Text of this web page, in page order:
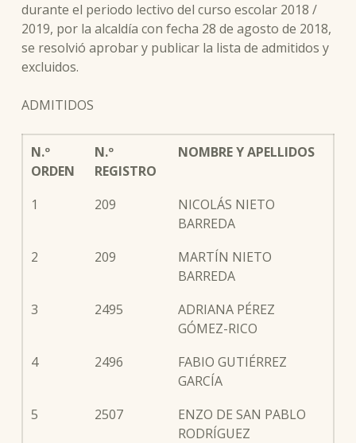
durante el periodo lectivo del curso escolar 2018 /
2019, por la alcaldía con fecha 28 de agosto de 2018,
se resolvió aprobar y publicar la lista de admitidos y
excluidos.
ADMITIDOS
N.º
ORDEN
N.º
REGISTRO
NOMBRE Y APELLIDOS
1 209
NICOLÁS NIETO
BARREDA
2
209
MARTÍN NIETO
BARREDA
3
2495
ADRIANA PÉREZ
GÓMEZ-RICO
4
2496
FABIO GUTIÉRREZ
GARCÍA
5
2507
ENZO DE SAN PABLO
RODRÍGUEZ